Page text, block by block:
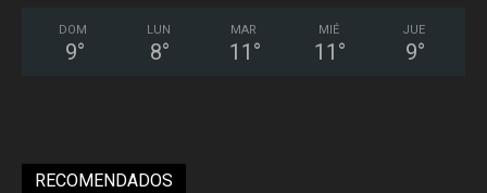
DOM
9°
LUN
8°
MAR
11 °
MIÉ
11 °
JUE
9°
RECOMENDADOS